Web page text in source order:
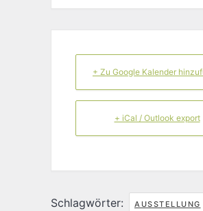
+ Zu Google Kalender
+ iCal / Outlook export
Schlagwörter: AUSSTELLUNG